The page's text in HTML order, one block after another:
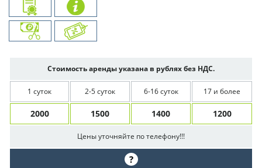
Стоимость аренды указана в рублях без НДС.
1 суток 2-5 суток 6-16 суток 17 и более
2000 1500 1400 1200
Цены уточняйте по телефону!!!
?